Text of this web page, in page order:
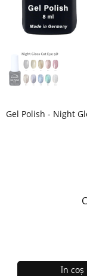
Gel Polish - Night
În coș